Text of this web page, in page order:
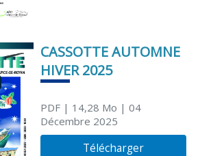
CASSOTTE AUTOMNE
HIVER 2025
PDF| 14,28 Mo | 04
Décembre 2025
Télécharger